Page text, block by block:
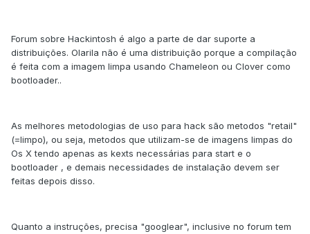
Forum sobre Hackintosh é algo a parte de dar suporte a
distribuições. Olarila não é uma distribuição porque a compilação
é feita com a imagem limpa usando Chameleon ou Clover como
bootloader..
As melhores metodologias de uso para hack são metodos "retail"
(=limpo), ou seja, metodos que utilizam-se de imagens limpas do
Os X tendo apenas as kexts necessárias para start e o
bootloader , e demais necessidades de instalação devem ser
feitas depois disso.
Quanto a instruções, precisa "googlear", inclusive no forum tem